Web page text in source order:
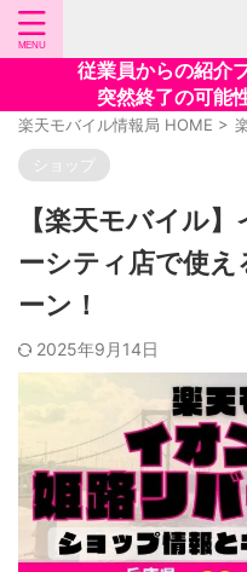
従業員からの紹介
突然終了の可能
楽天モバイル情報局 HOME >
ショップ
【楽天モバイル
ーシティ店で使
ーン！
2025年9月14日